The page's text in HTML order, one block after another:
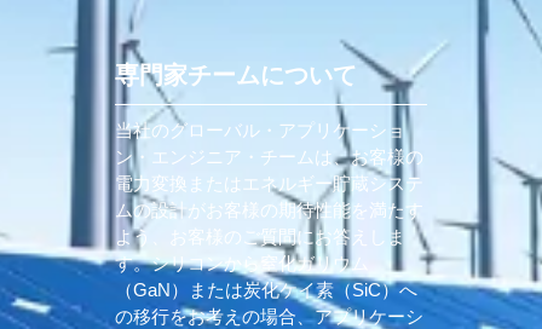
専門家チームについて
当社のグローバル・アプリケーショ
ン・エンジニア・チームは、お客様の
電力変換またはエネルギー貯蔵システ
ムの設計がお客様の期待性能を満たす
よう、お客様のご質問にお答えしま
す。シリコンから窒化ガリウム
（GaN）または炭化ケイ素（SiC）へ
の移行をお考えの場合、アプリケーシ